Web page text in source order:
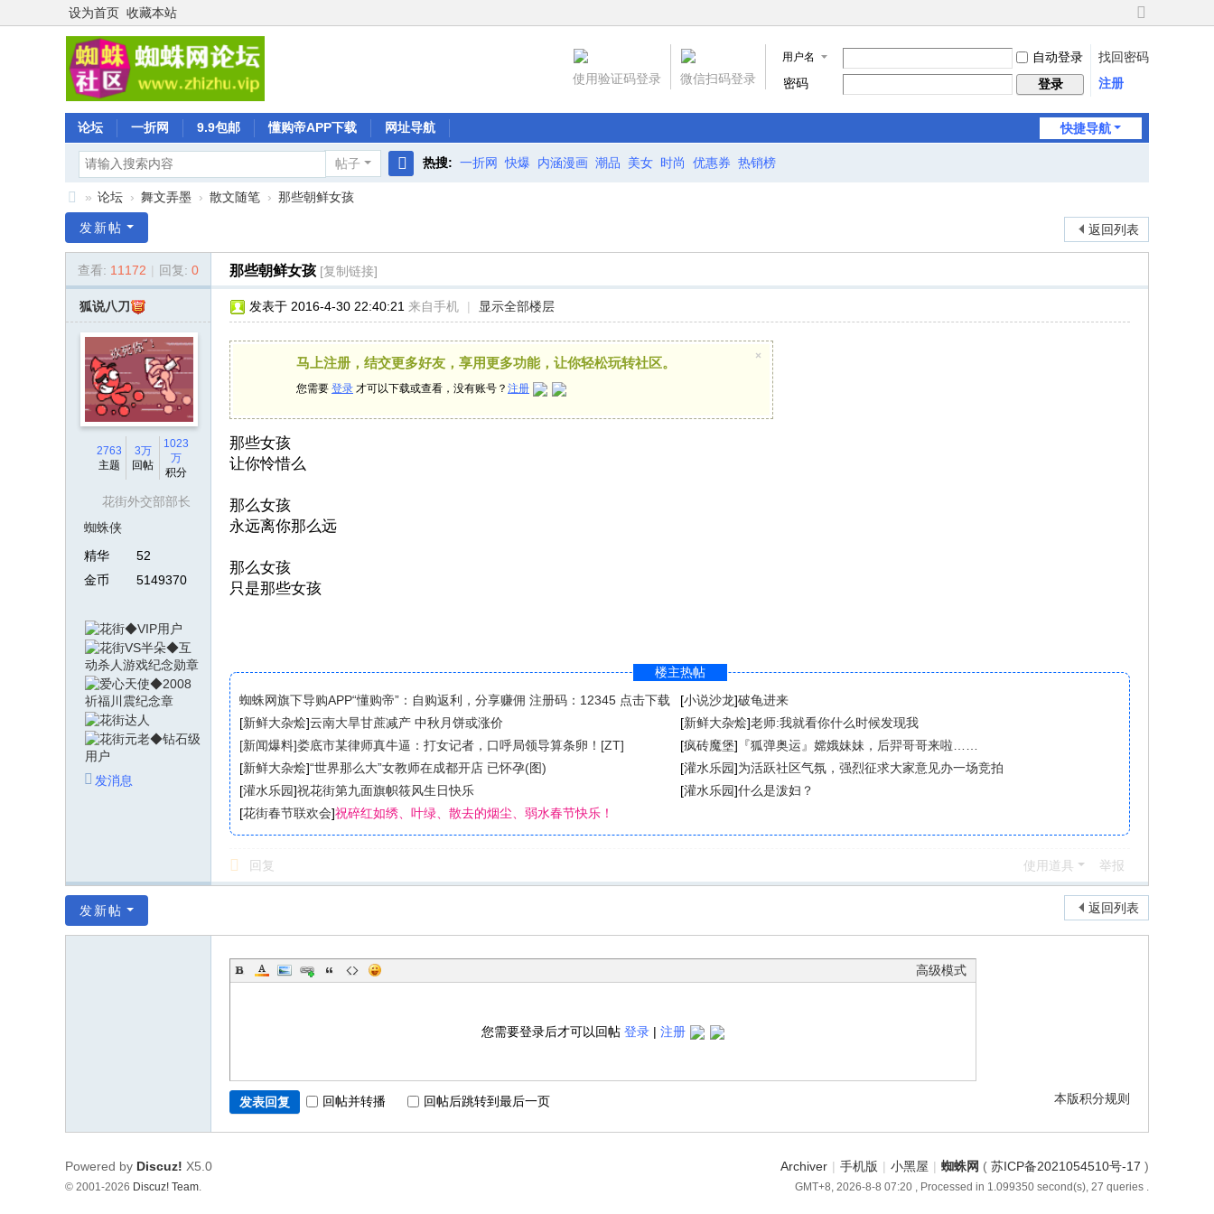
设为首页 收藏本站
切
到
用户名 自动登录
找回密码
密码
登录 注册
微信扫码登录
使用验证码登录
快捷导航
论坛 一折网 9.9包邮 懂购帝APP下载 网址导航
帖子 热搜: 一折网 快爆 内涵漫画 潮品 美女 时尚 优惠券 热销榜
蛛
社
» 论坛 › 舞文弄墨 › 散文随笔 › 那些朝鲜女孩
返回列表
发新帖
查看: 11172 | 回复: 0 那些朝鲜女孩 [复制链接]
狐说八刀
2763
主题
3万
回帖
1023
万
积分
花街外交部部长
蜘蛛侠
精华
52
金币
5149370
发消息
发表于 2016-4-30 22:40:21 来自手机 | 显示全部楼层
马上注册，结交更多好友，享用更多功能，让你轻松玩转社区。
您需要 登录 才可以下载或查看，没有账号？ 注册
×
那些女孩
让你怜惜么
那么女孩
永远离你那么远
那么女孩
只是那些女孩
楼主热帖
蜘蛛网旗下导购APP“懂购帝”：自购返利，分享赚佣 注册码：12345 点击下载
破龟进来
[小说沙龙]
云南大旱甘蔗减产 中秋月饼或涨价
[新鲜大杂烩] 老师:我就看你什么时候发现我
[新鲜大杂烩]
[新闻爆料]娄底市某律师真牛逼：打女记者，口呼局领导算条卵！[ZT]
[新鲜大杂烩]
『狐弹奥运』嫦娥妹妹，后羿哥哥来啦……
[疯砖魔堡]
“世界那么大”女教师在成都开店 已怀孕(图)
[新鲜大杂烩] 为活跃社区气氛，强烈征求大家意见办一场竞拍
[灌水乐园]
祝花街第九面旗帜筱风生日快乐
[灌水乐园] 什么是泼妇？
[灌水乐园]
祝碎红如绣、叶绿、散去的烟尘、弱水春节快乐！
[花街春节联欢会]
回复 使用道具 举报
返回列表
发新帖
高级模式
您需要登录后才可以回帖 登录| 注册
本版积分规则
发表回复 回帖并转播 回帖后跳转到最后一页
Archiver | 手机版 | 小黑屋 | 蜘蛛网 ( 苏ICP备2021054510号-17 )
GMT+8, 2026-8-8 07:20 , Processed in 1.099350 second(s), 27 queries .
Powered by Discuz! X5.0
© 2001-2026 Discuz! Team